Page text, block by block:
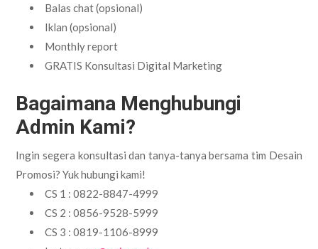
Balas chat (opsional)
Iklan (opsional)
Monthly report
GRATIS Konsultasi Digital Marketing
Bagaimana Menghubungi
Admin Kami?
Ingin segera konsultasi dan tanya-tanya bersama tim Desain
Promosi? Yuk hubungi kami!
CS 1 : 0822-8847-4999
CS 2 : 0856-9528-5999
CS 3 : 0819-1106-8999